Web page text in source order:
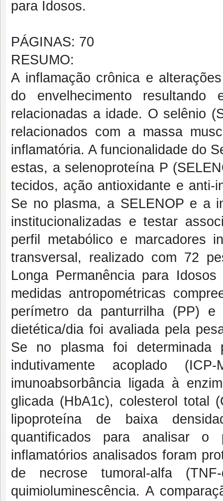
para Idosos.
PÁGINAS: 70
RESUMO:
A inflamação crônica e
do envelhecimento
relacionadas a idade. O selênio
relacionados com a massa
inflamatória. A funcionalidade do
estas, a selenoproteína P
tecidos, ação antioxidante e anti-
Se no plasma, a SELENOP e a
institucionalizadas e testar
perfil metabólico e marcadores
transversal, realizado com 72
Longa Permanência para
medidas antropométricas
perímetro da panturrilha (PP)
dietética/dia foi avaliada pela
Se no plasma foi determinada
indutivamente acoplado
imunoabsorbância ligada à
glicada (HbA1c), colesterol total
lipoproteína de baixa
quantificados para analisar o
inflamatórios analisados foram
de necrose tumoral-alfa
quimioluminescência. A